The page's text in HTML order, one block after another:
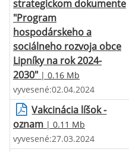
strategickom dokumente
"Program
hospodárskeho a
sociálneho rozvoja obce
Lipníky na rok 2024-
2030" | 0.16 Mb
vyvesené:02.04.2024
Vakcinácia líšok -
oznam | 0.11 Mb
vyvesené:27.03.2024